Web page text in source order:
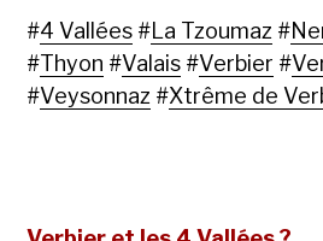
#4 Vallées #La Tzoumaz #
#Thyon #Valais #Verbier #
#Veysonnaz #Xtrême de